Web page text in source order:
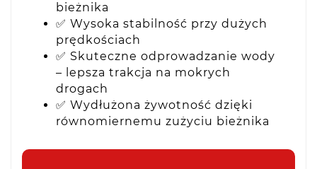
bieżnika
✅ Wysoka stabilność przy dużych
prędkościach
✅ Skuteczne odprowadzanie wody
– lepsza trakcja na mokrych
drogach
✅ Wydłużona żywotność dzięki
równomiernemu zużyciu bieżnika